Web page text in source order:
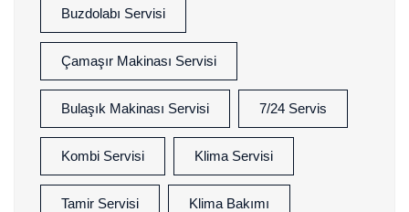
Buzdolabı Servisi
Çamaşır Makinası Servisi
Bulaşık Makinası Servisi 7/24 Servis
Kombi Servisi Klima Servisi
Tamir Servisi Klima Bakımı